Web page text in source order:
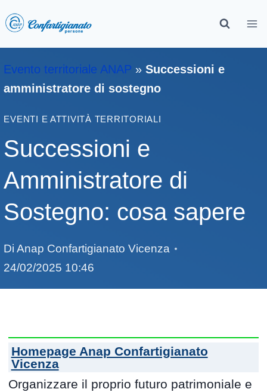
Evento territoriale ANAP »Successioni e
amministratore di sostegno
EVENTI E ATTIVITÀ TERRITORIALI
Successioni e
Amministratore di
Sostegno: cosa sapere
Di Anap Confartigianato Vicenza
24/02/2025 10:46
Homepage Anap Confartigianato
Vicenza
Organizzare il proprio futuro patrimoniale e